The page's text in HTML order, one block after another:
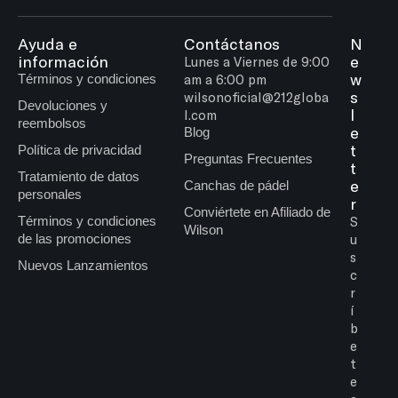
Ayuda e
información
Términos y condiciones
Devoluciones y
reembolsos
Política de privacidad
Tratamiento de datos
personales
Términos y condiciones
de las promociones
Nuevos Lanzamientos
Contáctanos
Lunes a Viernes de 9:00
am a 6:00 pm
wilsonoficial@212globa
l.com
Blog
Preguntas Frecuentes
Canchas de pádel
Conviértete en Afiliado de
Wilson
N
e
w
s
l
e
t
t
e
r
S
u
s
c
r
í
b
e
t
e